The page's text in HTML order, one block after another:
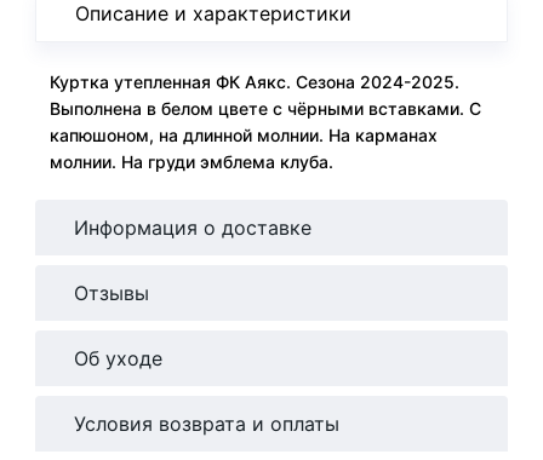
Описание и характеристики
Куртка утепленная ФК Аякс. Сезона 2024-2025.
Выполнена в белом цвете с чёрными вставками. С
капюшоном, на длинной молнии. На карманах
молнии. На груди эмблема клуба.
Информация о доставке
Отзывы
Об уходе
Условия возврата и оплаты